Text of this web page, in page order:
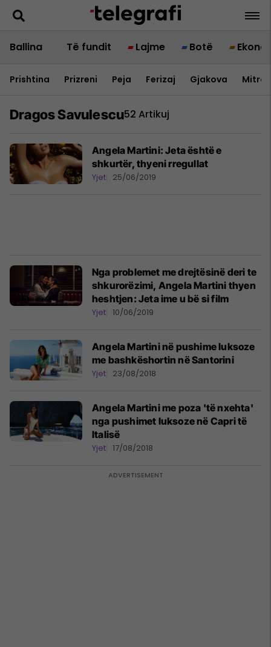
Ballina Të fundit Lajme Botë
Prishtina Prizreni Peja Ferizaj Gjakova
Dragos Savulescu52 Artikuj
Angela Martini: Jeta është e
shkurtër, thyeni rregullat
Yjet 25/06/2019
Nga problemet me drejtësinë deri te
shkurorëzimi, Angela Martini thyen
heshtjen: Jeta ime u bë si film
Yjet 10/06/2019
Angela Martini në pushime luksoze
me bashkëshortin në Santorini
Yjet 23/08/2018
Angela Martini me poza 'të nxehta'
nga pushimet luksoze në Capri të
Italisë
Yjet 17/08/2018